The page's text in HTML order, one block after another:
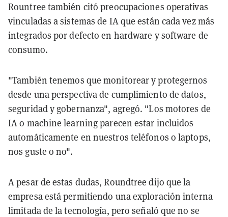
Rountree también citó preocupaciones operativas
vinculadas a sistemas de IA que están cada vez más
integrados por defecto en hardware y software de
consumo.
"También tenemos que monitorear y protegernos
desde una perspectiva de cumplimiento de datos,
seguridad y gobernanza", agregó. "Los motores de
IA o machine learning parecen estar incluidos
automáticamente en nuestros teléfonos o laptops,
nos guste o no".
A pesar de estas dudas, Roundtree dijo que la
empresa está permitiendo una exploración interna
limitada de la tecnología, pero señaló que no se